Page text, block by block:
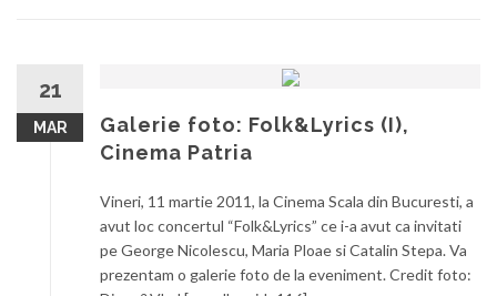
21
MAR
Galerie foto: Folk&Lyrics (I),
Cinema Patria
Vineri, 11 martie 2011, la Cinema Scala din Bucuresti, a
avut loc concertul “Folk&Lyrics” ce i-a avut ca invitati
pe George Nicolescu, Maria Ploae si Catalin Stepa. Va
prezentam o galerie foto de la eveniment. Credit foto: